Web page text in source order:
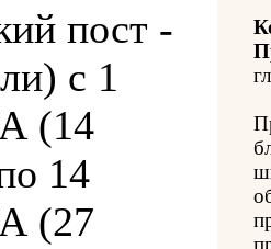
пост -
с 1
(14
14
(27